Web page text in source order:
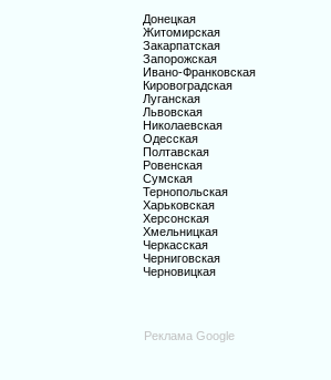
Донецкая
Житомирская
Закарпатская
Запорожская
Ивано-Франковская
Кировоградская
Луганская
Львовская
Николаевская
Одесская
Полтавская
Ровенская
Сумская
Тернопольская
Харьковская
Херсонская
Хмельницкая
Черкасская
Черниговская
Черновицкая
Реклама Google